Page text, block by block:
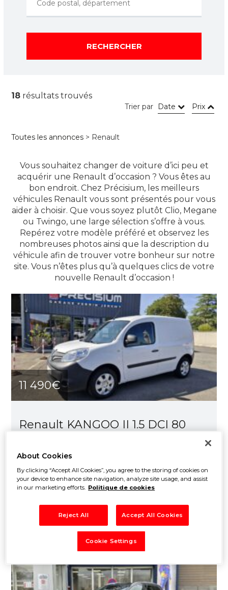
RECHERCHER
18 résultats trouvés
Trier par Date Prix
Toutes les annonces > Renault
Vous souhaitez changer de voiture d’ici peu et
acquérir une Renault d’occasion ? Vous êtes au
bon endroit. Chez Précisium, les meilleurs
véhicules Renault vous sont présentés pour vous
aider à choisir. Que vous soyez plutôt Clio, Megane
ou Twingo, une large sélection s’offre à vous.
Repérez votre modèle préféré et observez les
nombreuses photos ainsi que la description du
véhicule afin de trouver votre bonheur sur notre
site. Vous n’êtes plus qu’à quelques clics de votre
nouvelle Renault d’occasion !
11 490€
Renault KANGOO II 1.5 DCI 80
17 Rue de la Gare - Fourchaud 85200
BOURNEAU
GARAGE PERRIN JEREMY
24 juillet 2026
About Cookies
By clicking “Accept All Cookies”, you agree to the storing of cookies on
your device to enhance site navigation, analyze site usage, and assist
in our marketing efforts. Politique de cookies
Reject All Accept All Cookies
Cookie Settings